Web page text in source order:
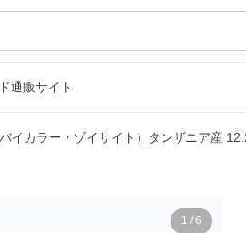
通販サイト
イカラー・ゾイサイト）タンザニア産
1 / 6